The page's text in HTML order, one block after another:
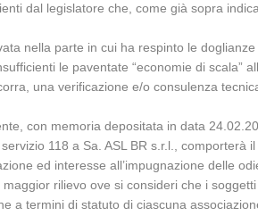
dal legislatore che, come già sopra
nella parte in cui ha respinto le
le paventate “economie di scala”
una verificazione e/o consulenza
con memoria depositata in data
118 a Sa. ASL BR s.r.l.,
ed interesse all’impugnazione delle
rilievo ove si consideri che i
a termini di statuto di ciascuna